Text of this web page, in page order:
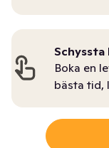
Schyssta
Boka en
bästa tid,